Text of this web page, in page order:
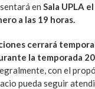
enSala UPLA
a las 19 horas.
cerrará
la temporada
con el
pueda seguir